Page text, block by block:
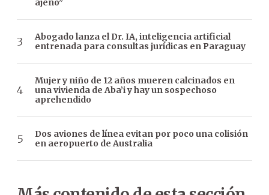
ajeno”
Abogado lanza el Dr. IA, inteligencia artificial
entrenada para consultas jurídicas en Paraguay
Mujer y niño de 12 años mueren calcinados en
una vivienda de Aba’i y hay un sospechoso
aprehendido
Dos aviones de línea evitan por poco una colisión
en aeropuerto de Australia